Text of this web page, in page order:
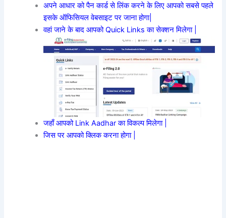
अपने आधार को पैन कार्ड से लिंक करने के लिए आपको सबसे पहले
इसके ऑफिसियल वेबसाइट पर जाना होगा|
वहां जाने के बाद आपको Quick Links का सेक्शन मिलेगा |
जहाँ आपको Link Aadhar का विकल्प मिलेगा |
जिस पर आपको क्लिक करना होगा |